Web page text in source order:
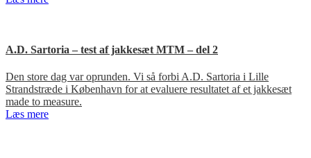
A.D. Sartoria – test af jakkesæt MTM – del 2
Den store dag var oprunden. Vi så forbi A.D. Sartoria i Lille
Strandstræde i København for at evaluere resultatet af et jakkesæt
made to measure.
Læs mere